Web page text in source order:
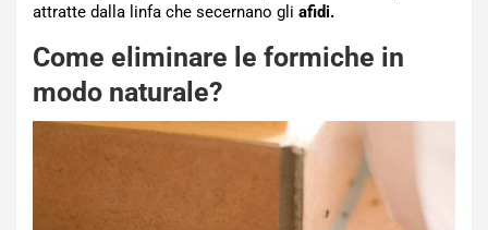
attratte dalla linfa che secernano gli afidi.
Come eliminare le formiche in
modo naturale?